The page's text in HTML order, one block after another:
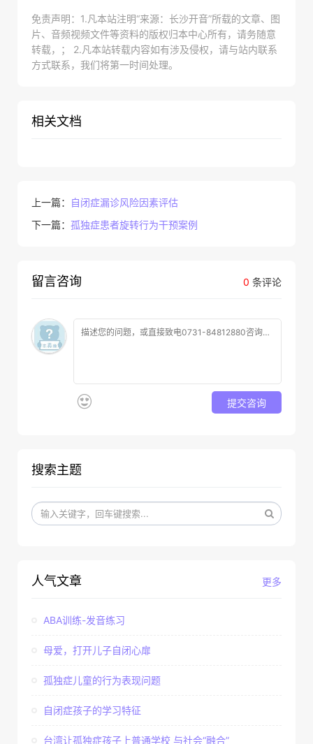
免责声明：1.凡本站注明“来源：长沙开音”所载的文章、图
片、音频视频文件等资料的版权归本中心所有，请务随意
转载，； 2.凡本站转载内容如有涉及侵权，请与站内联系
方式联系，我们将第一时间处理。
相关文档
上一篇：
自闭症漏诊风险因素评估
下一篇： 孤独症患者旋转行为干预案例
0 条评论
留言咨询
提交咨询
搜索主题
更多
人气文章
ABA训练-发音练习
母爱，打开儿子自闭心扉
孤独症儿童的行为表现问题
自闭症孩子的学习特征
台湾让孤独症孩子上普通学校 与社会“融合”